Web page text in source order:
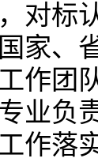
对标
家、
作团
业负
作落